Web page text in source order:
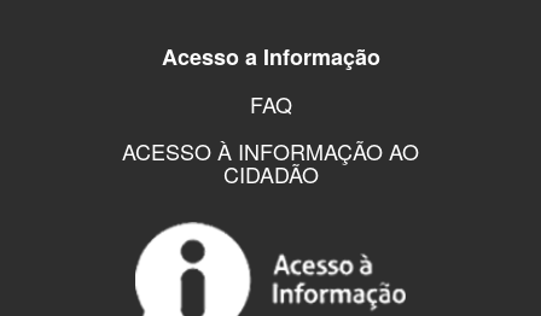
Acesso a Informação
FAQ
ACESSO À INFORMAÇÃO AO
CIDADÃO